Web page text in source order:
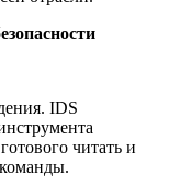
IDS
читать и